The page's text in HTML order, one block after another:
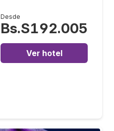
Desde
Bs.S192.005
Ver hotel